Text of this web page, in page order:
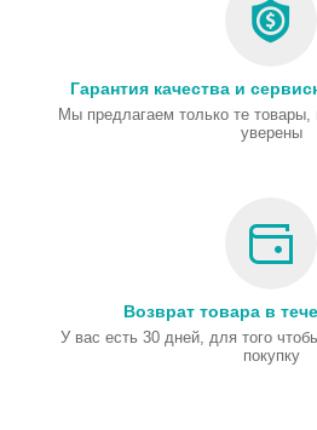
Гарантия качества и
Мы предлагаем только те товары,
уверены
Возврат товара в
У вас есть 30 дней, для того
покупку